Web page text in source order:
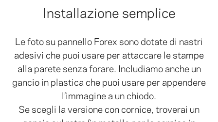
Installazione semplice
Le foto su pannello Forex sono dotate di nastri
adesivi che puoi usare per attaccare le stampe
alla parete senza forare. Includiamo anche un
gancio in plastica che puoi usare per appendere
l’immagine a un chiodo.
Se scegli la versione con cornice, troverai un